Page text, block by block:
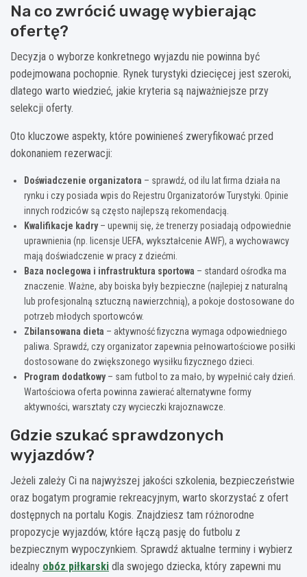
Na co zwrócić uwagę wybierając
ofertę?
Decyzja o wyborze konkretnego wyjazdu nie powinna być
podejmowana pochopnie. Rynek turystyki dziecięcej jest szeroki,
dlatego warto wiedzieć, jakie kryteria są najważniejsze przy
selekcji oferty.
Oto kluczowe aspekty, które powinieneś zweryfikować przed
dokonaniem rezerwacji:
Doświadczenie organizatora – sprawdź, od ilu lat firma działa na
rynku i czy posiada wpis do Rejestru Organizatorów Turystyki. Opinie
innych rodziców są często najlepszą rekomendacją.
Kwalifikacje kadry– upewnij się, że trenerzy posiadają odpowiednie
uprawnienia (np. licensje UEFA, wykształcenie AWF), a wychowawcy
mają doświadczenie w pracy z dziećmi.
Baza noclegowa i infrastruktura sportowa – standard ośrodka ma
znaczenie. Ważne, aby boiska były bezpieczne (najlepiej z naturalną
lub profesjonalną sztuczną nawierzchnią), a pokoje dostosowane do
potrzeb młodych sportowców.
Zbilansowana dieta – aktywność fizyczna wymaga odpowiedniego
paliwa. Sprawdź, czy organizator zapewnia pełnowartościowe posiłki
dostosowane do zwiększonego wysiłku fizycznego dzieci.
Program dodatkowy– sam futbol to za mało, by wypełnić cały dzień.
Wartościowa oferta powinna zawierać alternatywne formy
aktywności, warsztaty czy wycieczki krajoznawcze.
Gdzie szukać sprawdzonych
wyjazdów?
Jeżeli zależy Ci na najwyższej jakości szkolenia, bezpieczeństwie
oraz bogatym programie rekreacyjnym, warto skorzystać z ofert
dostępnych na portalu Kogis. Znajdziesz tam różnorodne
propozycje wyjazdów, które łączą pasję do futbolu z
bezpiecznym wypoczynkiem. Sprawdź aktualne terminy i wybierz
idealny obóz piłkarski dla swojego dziecka, który zapewni mu